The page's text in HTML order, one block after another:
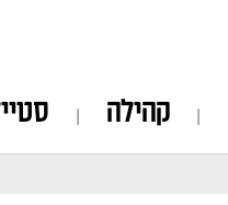
קהילה